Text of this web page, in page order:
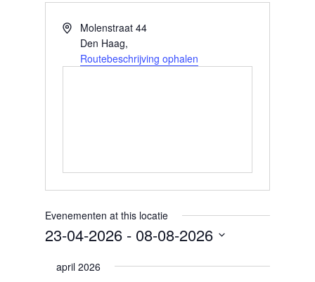
AdresMolenstraat 44
Den Haag,
Routebeschrijving ophalen
Evenementen at this locatie
23-04-2026 - 08-08-2026
april 2026